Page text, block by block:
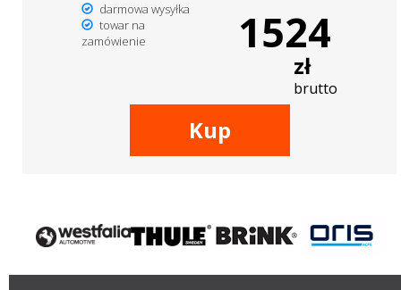
darmowa wysyłka
towar na
zamówienie
1524
zł
brutto
Kup